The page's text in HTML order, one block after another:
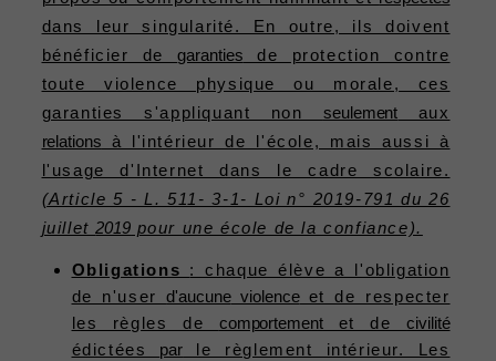
dans leur singularité. En outre, ils doivent
bénéficier degaranties de protection contre
toute violence physique ou morale, ces
garanties s'appliquant non seulement aux
relations à l'intérieur de l'école, mais aussi à
l'usage d'Internet dans le cadre scolaire.
(Article 5 - L. 511- 3-1- Loi n° 2019-791 du 26
juillet2019 pour une école de la confiance).
Obligations : chaque élève a l'obligation
de n'userd'aucune violenceet de respecter
les règles de comportementet decivilité
édictées par le règlement intérieur. Les